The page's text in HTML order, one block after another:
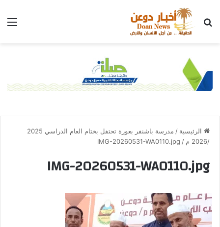
الرئيسية /
مدرسة باشنفر بعورة تحتفل بختام العام الدراسي 2025
/2026 م
/
IMG-20260531-WA0110.jpg
IMG-20260531-WA0110.jpg